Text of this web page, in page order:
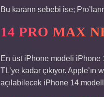
Bu kararın sebebi ise;
14 PRO MAX
En üst iPhone modeli iPhone
TL’ye kadar çıkıyor.
açılabilecek iPhone 14